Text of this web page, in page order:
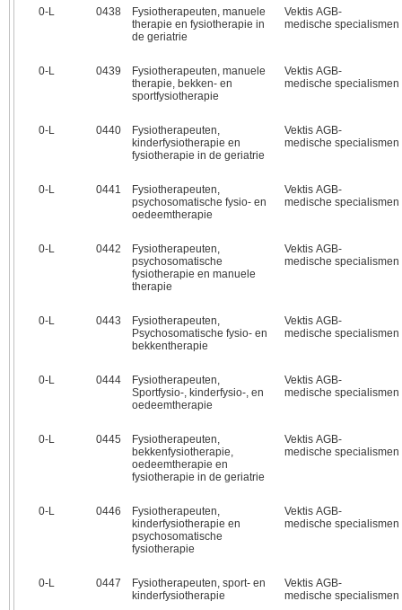
0‑L 0438
Fysiotherapeuten, manuele
therapie en fysiotherapie in
de geriatrie
Vektis AGB-
medische specialismen
0‑L 0439
Fysiotherapeuten, manuele
therapie, bekken- en
sportfysiotherapie
Vektis AGB-
medische specialismen
0‑L 0440
Fysiotherapeuten,
kinderfysiotherapie en
fysiotherapie in de geriatrie
Vektis AGB-
medische specialismen
0‑L 0441
Fysiotherapeuten,
psychosomatische fysio- en
oedeemtherapie
Vektis AGB-
medische specialismen
0‑L 0442
Fysiotherapeuten,
psychosomatische
fysiotherapie en manuele
therapie
Vektis AGB-
medische specialismen
0‑L 0443
Fysiotherapeuten,
Psychosomatische fysio- en
bekkentherapie
Vektis AGB-
medische specialismen
0‑L 0444
Fysiotherapeuten,
Sportfysio-, kinderfysio-, en
oedeemtherapie
Vektis AGB-
medische specialismen
0‑L 0445
Fysiotherapeuten,
bekkenfysiotherapie,
oedeemtherapie en
fysiotherapie in de geriatrie
Vektis AGB-
medische specialismen
0‑L 0446
Fysiotherapeuten,
kinderfysiotherapie en
psychosomatische
fysiotherapie
Vektis AGB-
medische specialismen
0‑L 0447
Fysiotherapeuten, sport- en
kinderfysiotherapie
Vektis AGB-
medische specialismen